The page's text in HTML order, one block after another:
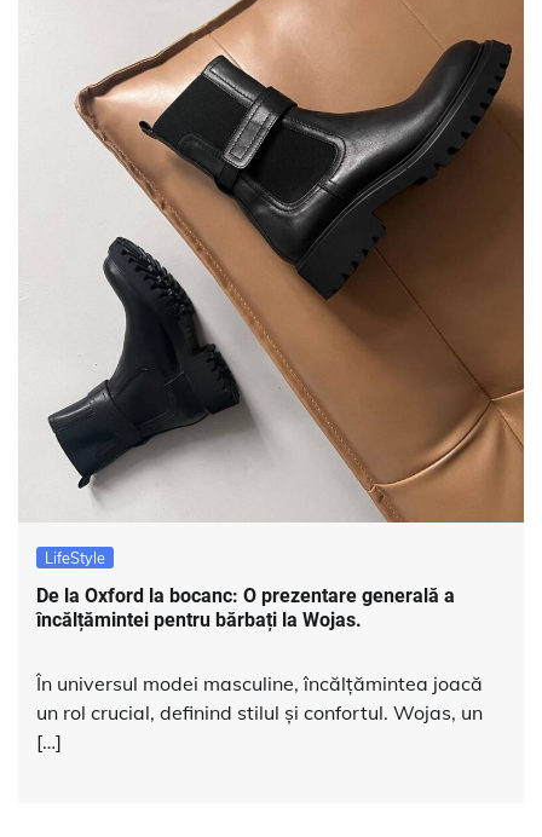
LifeStyle
De la Oxford la bocanc: O prezentare generală a
încălțămintei pentru bărbați la Wojas.
În universul modei masculine, încălțămintea joacă
un rol crucial, definind stilul și confortul. Wojas, un
[…]